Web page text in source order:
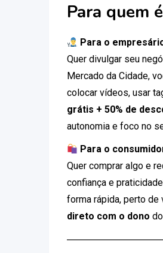
Para quem
Para o
Quer divulgar seu
Mercado da Cidade,
colocar vídeos, usar
grátis + 50% de
autonomia e foco no
Para o
Quer comprar algo e
confiança e
forma rápida, perto de
direto com o dono